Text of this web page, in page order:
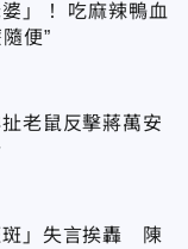
」！ 吃麻辣鴨血
便”
老鼠反擊蔣萬安
斑」失言挨轟 陳